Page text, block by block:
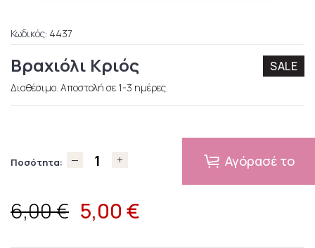
Κωδικός: 4437
Βραχιόλι Κριός SALE
Διαθέσιμο. Αποστολή σε 1-3 ημέρες.
Ποσότητα: Αγόρασέ το
6,00 € 5,00 €